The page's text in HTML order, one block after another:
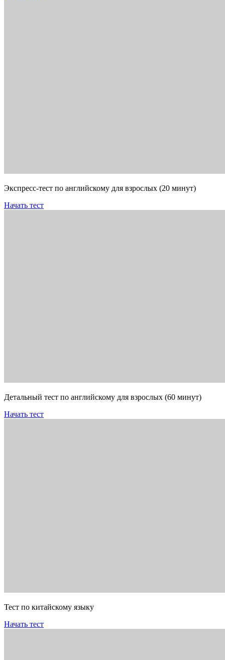
Экспресс-тест по английскому для взрослых (20 минут)
Начать тест
Детальный тест по английскому для взрослых (60 минут)
Начать тест
Тест по китайскому языку
Начать тест